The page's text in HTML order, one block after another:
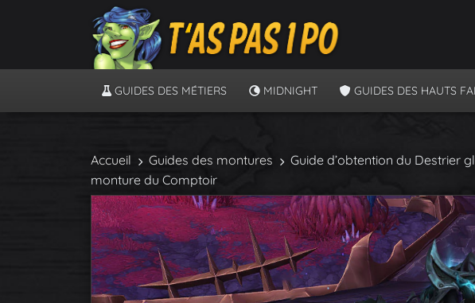
GUIDES DES MÉTIERS MIDNIGHT GUIDES DES HAUTS
Accueil Guides des montures
Guide d’obtention du Destrier
monture du Comptoir